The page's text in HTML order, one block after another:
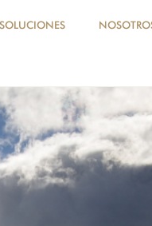
SOLUCIONES